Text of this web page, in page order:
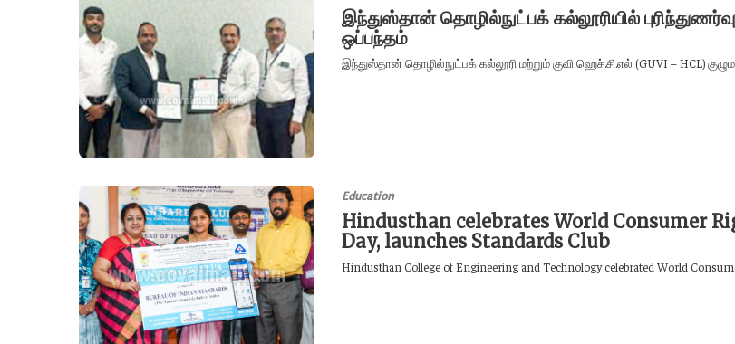
இந்துஸ்தான் தொழில்நுட்பக் கல்லூரியில் புரிந்துணர்வு
ஒப்பந்தம்
இந்துஸ்தான் தொழில்நுட்பக் கல்லூரி மற்றும் குவி ஹெச்.சி.எல் (GUVI – HCL) குழும
Education
Hindusthan celebrates World Consumer
Day, launches Standards Club
Hindusthan College of Engineering and Technology celebrated World